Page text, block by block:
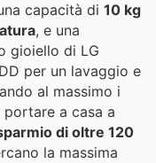
capacità di 10 kg
, e una
gioiello di LG
per un lavaggio e
al massimo i
a casa a
di oltre 120
la massima